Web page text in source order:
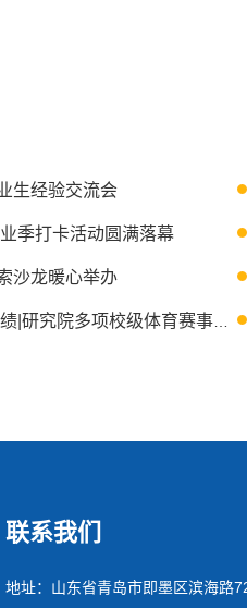
生经验交流会
季打卡活动圆满落幕
沙龙暖心举办
联系我们
地址：山东省青岛市即墨区滨海路